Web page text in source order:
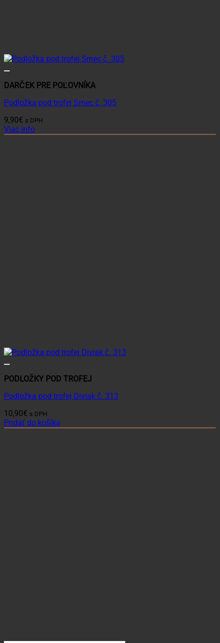
DARČEK PRE POĽOVNÍKA
Podložka pod trofej Srnec č. 305
9,90€ s DPH
Viac info
PODLOŽKY POD TROFEJ
Podložka pod trofej Diviak č. 313
10,90€ s DPH
Pridať do košíka